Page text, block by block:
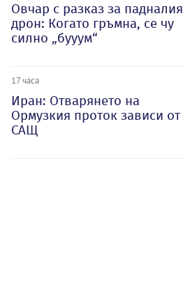
Овчар с разказ за падналия
дрон: Когато гръмна, се чу
силно „бууум“
17 часа
Иран: Отварянето на
Ормузкия проток зависи от
САЩ